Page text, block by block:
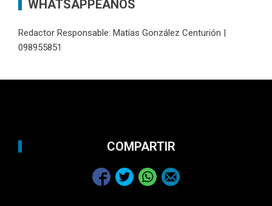
WHATSAPPEANOS
Redactor Responsable: Matías González Centurión |
098955851
COMPARTIR